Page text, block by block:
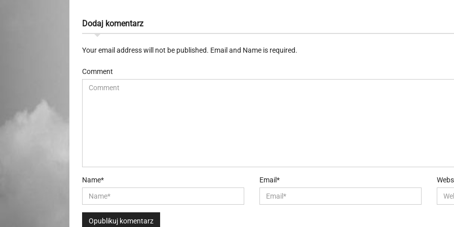
Dodaj komentarz
Your email address will not be published. Email and Name is required.
Comment
Name* Email*